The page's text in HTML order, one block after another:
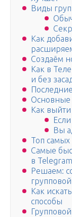
Виды
Как
Создаём
Как в
и без
Основные
Как выйти
Вы
Топ
Самые
в Telegram
Решаем:
групповой
Как
способы
Групповой